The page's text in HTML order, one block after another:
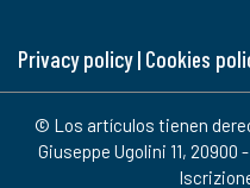
Privacy policy| Cookies
© Los artículos tienen
Giuseppe Ugolini 11, 20900